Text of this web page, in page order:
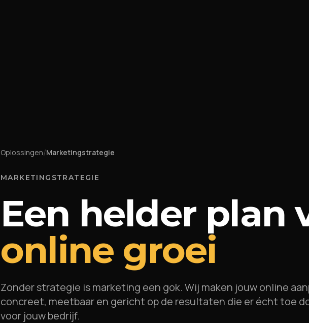
Oplossingen/Marketingstrategie
MARKETINGSTRATEGIE
Een helder plan
online groei
Zonder strategie is marketing een gok. Wij maken jouw online
concreet, meetbaar en gericht op de resultaten die er écht toe
voor jouw bedrijf.